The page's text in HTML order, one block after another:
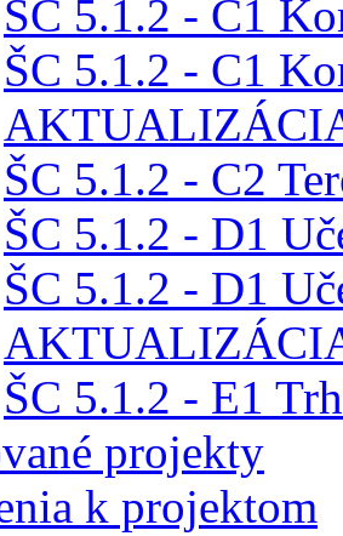
ŠC 5.1.2 - C1
ŠC 5.1.2 - C1
ŠC 5.1.2 - C2
ŠC 5.1.2 - D1
ŠC 5.1.2 - D1
ŠC 5.1.2 - E1
projekty
k projektom